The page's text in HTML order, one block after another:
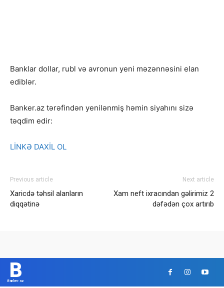
Banklar dollar, rubl və avronun yeni məzənnəsini elan
ediblər.
Banker.az tərəfindən yenilənmiş həmin siyahını sizə
təqdim edir:
LİNKƏ DAXİL OL
Previous article
Xaricdə təhsil alanların
diqqətinə
Next article
Xam neft ixracından gəlirimiz 2
dəfədən çox artırıb
B
Banker.az